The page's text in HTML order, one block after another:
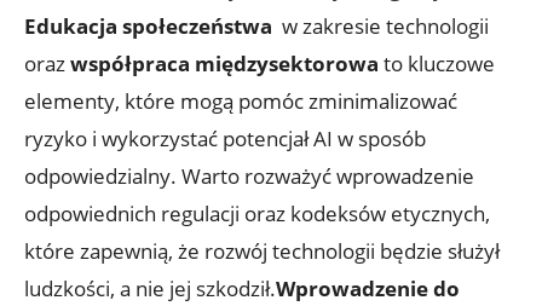
Edukacja społeczeństwa ‌ w zakresie technologii‍
orazwspółpraca międzysektorowa to kluczowe
elementy, które mogą pomóc zminimalizować
ryzyko i wykorzystać​ potencjał AI w sposób
⁣odpowiedzialny. Warto rozważyć wprowadzenie
odpowiednich ⁣regulacji oraz⁣ kodeksów etycznych,
⁣które zapewnią, że rozwój technologii ‍będzie służył
ludzkości, ‌a nie jej szkodził.Wprowadzenie do